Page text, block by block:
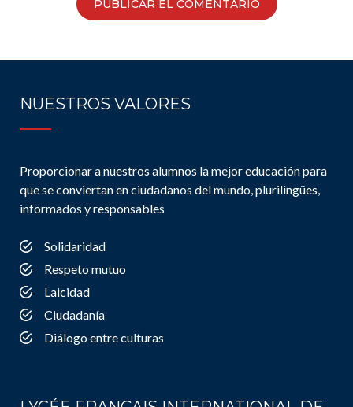
NUESTROS VALORES
Proporcionar a nuestros alumnos la mejor educación para
que se conviertan en ciudadanos del mundo, plurilingües,
informados y responsables
Solidaridad
Respeto mutuo
Laicidad
Ciudadanía
Diálogo entre culturas